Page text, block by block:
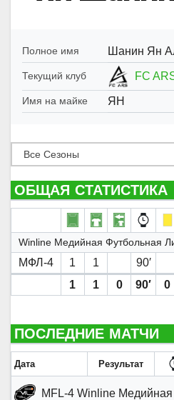
Полное имя Шанин Ян
Текущий клуб FC
Имя на майке ЯН
ОБЩАЯ СТАТИСТИКА
Winline Медийная Футбольная
МФЛ-4 1 1 90′
1
1 0 90′ 0
ПОСЛЕДНИЕ МАТЧИ
Дата Результат
MFL-4 Winline